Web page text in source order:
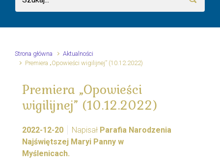
Strona główna
Aktualności
Premiera „Opowieści wigilijnej” (10.12.2022)
Premiera „Opowieści
wigilijnej” (10.12.2022)
2022-12-20 Napisał Parafia Narodzenia
Najświętszej Maryi Panny w
Myślenicach.